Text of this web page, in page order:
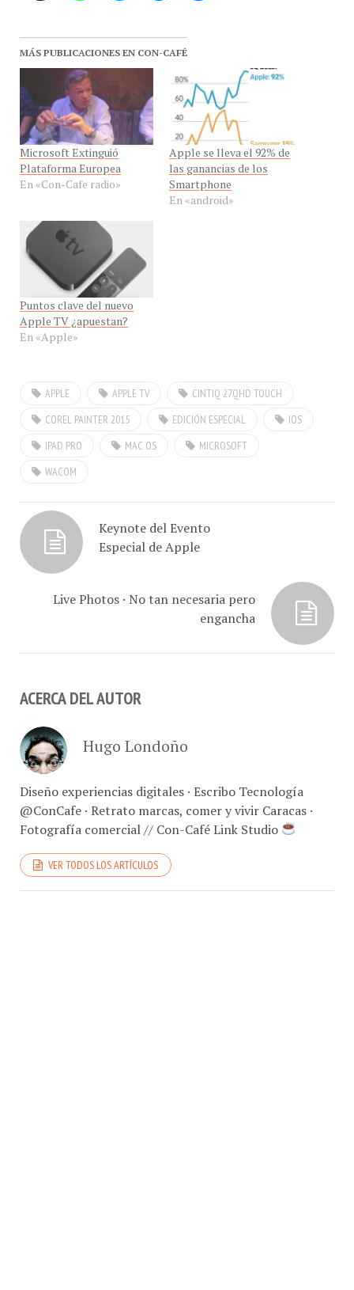
MÁS PUBLICACIONES EN CON-CAFÉ
Microsoft Extinguió
Plataforma Europea
En «Con-Cafe radio»
Apple se lleva el 92% de
las ganancias de los
Smartphone
En «android»
Puntos clave del nuevo
Apple TV ¿apuestan?
En «Apple»
APPLE APPLE TV
CINTIQ 27QHD TOUCH
COREL PAINTER 2015
EDICIÓN ESPECIAL
IOS
IPAD PRO
MAC OS
MICROSOFT
WACOM
Keynote del Evento
Especial de Apple
Live Photos · No tan necesaria pero
engancha
ACERCA DEL AUTOR
Hugo Londoño
Diseño experiencias digitales · Escribo Tecnología
@ConCafe · Retrato marcas, comer y vivir Caracas ·
Fotografía comercial // Con-Café Link Studio
VER TODOS LOS ARTÍCULOS